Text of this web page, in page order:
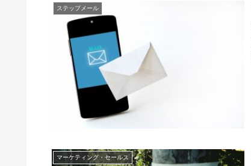
ステップメール
マーケティング・セールス